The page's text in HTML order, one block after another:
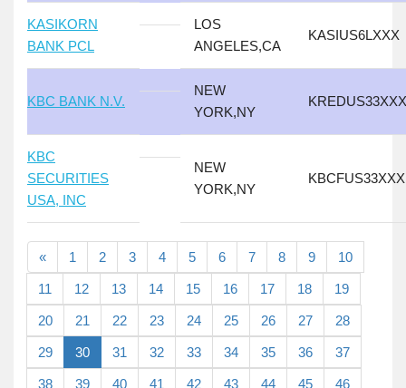
KASIKORN
BANK PCL
LOS
ANGELES,CA
KASIUS6LXXX
KBC BANK N.V.
NEW
YORK,NY
KREDUS33XXX
KBC
SECURITIES
USA, INC
NEW
YORK,NY
KBCFUS33XXX
« 1 2 3 4 5 6 7 8 9 10
11 12 13 14 15 16 17 18 19
20 21 22 23 24 25 26 27 28
29 30 31 32 33 34 35 36 37
38 39 40 41 42 43 44 45 46